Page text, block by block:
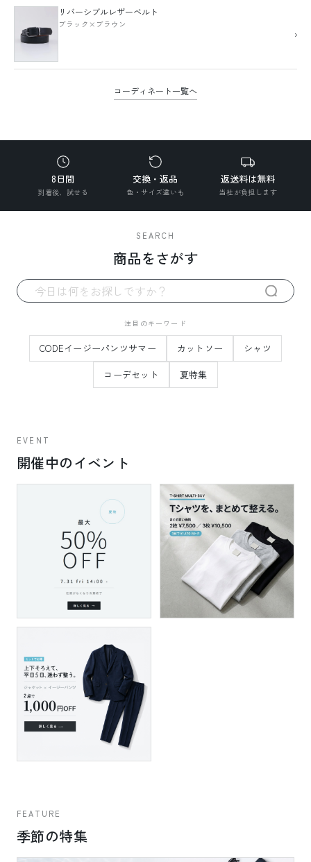
リバーシブルレザーベルト
ブラック×ブラウン
›
コーディネート一覧へ
8日間
到着後、試せる
交換・返品
色・サイズ違いも
返送料は無料
当社が負担します
SEARCH
商品をさがす
注目のキーワード
CODEイージーパンツサマー カットソー
シャツ
コーデセット
夏特集
EVENT
開催中のイベント
FEATURE
季節の特集